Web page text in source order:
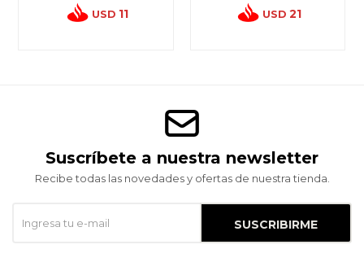
USD 11 USD 21
Suscríbete a nuestra newsletter
Recibe todas las novedades y ofertas de nuestra tienda.
SUSCRIBIRME